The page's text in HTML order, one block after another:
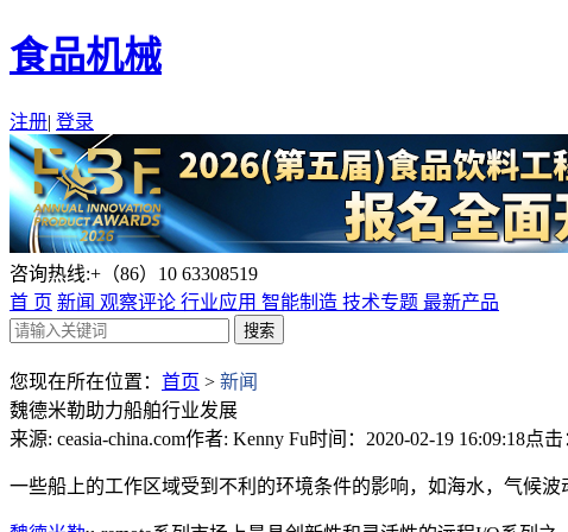
食品机械
注册| 登录
咨询热线:+（86）10 63308519
首 页 新闻 观察评论 行业应用 智能制造 技术专题 最新产品
您现在所在位置： 首页 > 新闻
魏德米勒助力船舶行业发展
来源: ceasia-china.com作者: Kenny Fu时间：2020-02-19 16:09:18点击
一些船上的工作区域受到不利的环境条件的影响，如海水，气候